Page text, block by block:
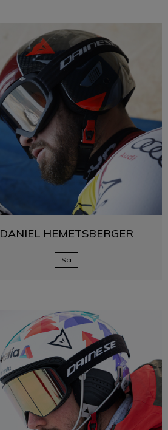
DANIEL HEMETSBERGER
Sci